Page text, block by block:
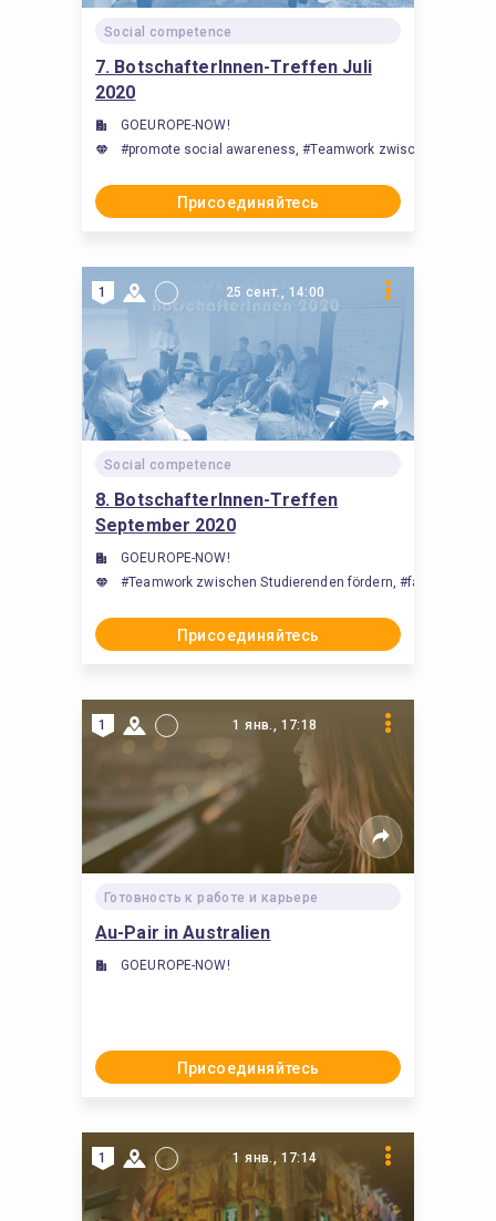
Social competence
7. BotschafterInnen-Treffen Juli
2020
GOEUROPE-NOW!
#promote social awareness, #Teamwork zwischen
Присоединяйтесь
1 25 сент., 14:00
Social competence
8. BotschafterInnen-Treffen
September 2020
GOEUROPE-NOW!
#Teamwork zwischen Studierenden fördern, #facilitate
Присоединяйтесь
1 1 янв., 17:18
Готовность к работе и карьере
Au-Pair in Australien
GOEUROPE-NOW!
Присоединяйтесь
1 1 янв., 17:14